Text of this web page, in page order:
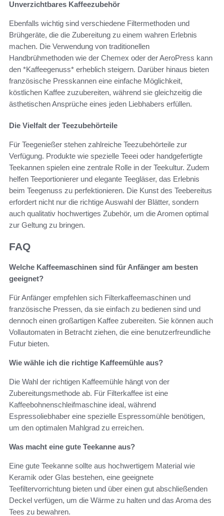
Unverzichtbares Kaffeezubehör
Ebenfalls wichtig sind verschiedene Filtermethoden und
Brühgeräte, die die Zubereitung zu einem wahren Erlebnis
machen. Die Verwendung von traditionellen
Handbrühmethoden wie der Chemex oder der AeroPress kann
den *Kaffeegenuss* erheblich steigern. Darüber hinaus bieten
französische Presskannen eine einfache Möglichkeit,
köstlichen Kaffee zuzubereiten, während sie gleichzeitig die
ästhetischen Ansprüche eines jeden Liebhabers erfüllen.
Die Vielfalt der Teezubehörteile
Für Teegenießer stehen zahlreiche Teezubehörteile zur
Verfügung. Produkte wie spezielle Teeei oder handgefertigte
Teekannen spielen eine zentrale Rolle in der Teekultur. Zudem
helfen Teeportionierer und elegante Teegläser, das Erlebnis
beim Teegenuss zu perfektionieren. Die Kunst des Teebereitus
erfordert nicht nur die richtige Auswahl der Blätter, sondern
auch qualitativ hochwertiges Zubehör, um die Aromen optimal
zur Geltung zu bringen.
FAQ
Welche Kaffeemaschinen sind für Anfänger am besten
geeignet?
Für Anfänger empfehlen sich Filterkaffeemaschinen und
französische Pressen, da sie einfach zu bedienen sind und
dennoch einen großartigen Kaffee zubereiten. Sie können auch
Vollautomaten in Betracht ziehen, die eine benutzerfreundliche
Futur bieten.
Wie wähle ich die richtige Kaffeemühle aus?
Die Wahl der richtigen Kaffeemühle hängt von der
Zubereitungsmethode ab. Für Filterkaffee ist eine
Kaffeebohnenschleifmaschine ideal, während
Espressoliebhaber eine spezielle Espressomühle benötigen,
um den optimalen Mahlgrad zu erreichen.
Was macht eine gute Teekanne aus?
Eine gute Teekanne sollte aus hochwertigem Material wie
Keramik oder Glas bestehen, eine geeignete
Teefiltervorrichtung bieten und über einen gut abschließenden
Deckel verfügen, um die Wärme zu halten und das Aroma des
Tees zu bewahren.